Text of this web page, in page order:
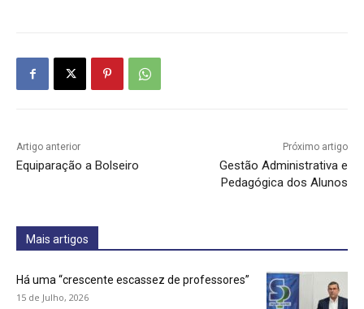
Artigo anterior
Equiparação a Bolseiro
Próximo artigo
Gestão Administrativa e
Pedagógica dos Alunos
Mais artigos
Há uma “crescente escassez de professores”
15 de Julho, 2026